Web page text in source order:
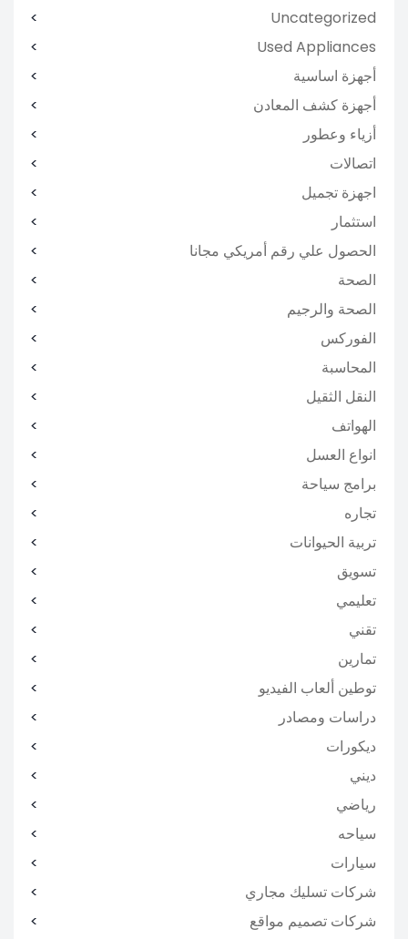
Uncategorized
Used Appliances
أجهزة اساسية
أجهزة كشف المعادن
أزياء وعطور
اتصالات
اجهزة تجميل
استثمار
الحصول علي رقم أمريكي مجانا
الصحة
الصحة والرجيم
الفوركس
المحاسبة
النقل الثقيل
الهواتف
انواع العسل
برامج سياحة
تجاره
تربية الحيوانات
تسويق
تعليمي
تقني
تمارين
توطين ألعاب الفيديو
دراسات ومصادر
ديكورات
ديني
رياضي
سياحه
سيارات
شركات تسليك مجاري
شركات تصميم مواقع